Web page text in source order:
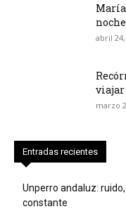
abril 24,
viajar
marzo
Entradas recientes
Unperro andaluz:
constante